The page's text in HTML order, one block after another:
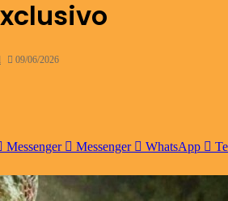
09/06/2026
Messenger Messenger WhatsApp